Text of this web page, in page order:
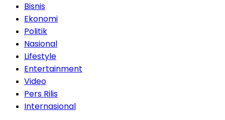
Bisnis
Ekonomi
Politik
Nasional
Lifestyle
Entertainment
Video
Pers Rilis
Internasional